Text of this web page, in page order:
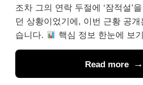
조차 그의 연락 두절에 ‘잠적설’
던 상황이었기에, 이번 근황 공
습니다.
핵심 정보 한눈에 보
Read more